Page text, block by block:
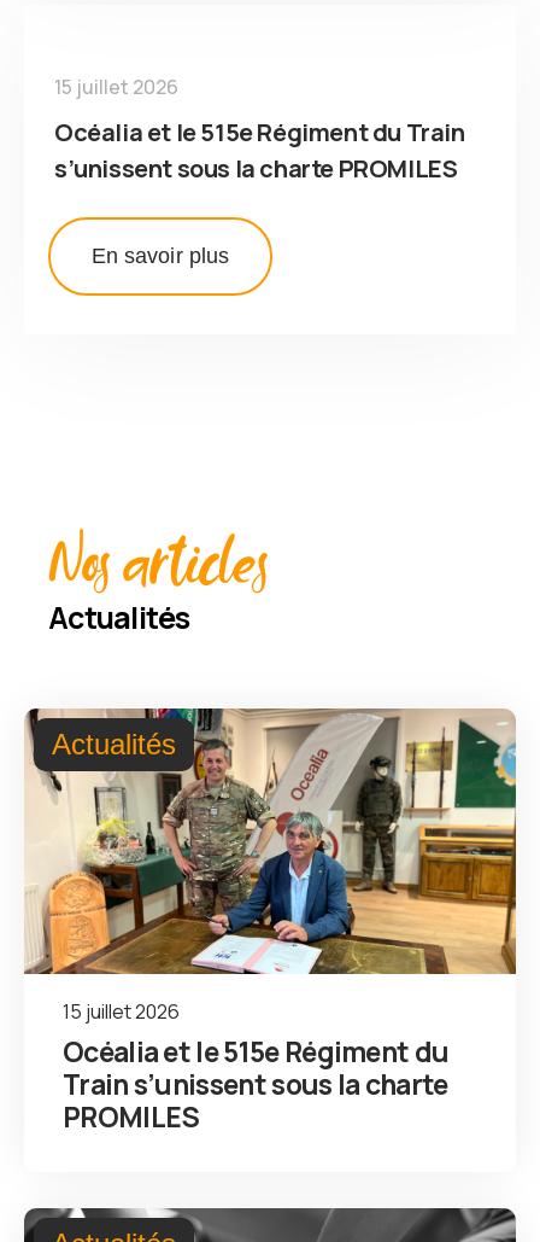
15 juillet 2026
Océalia et le 515e Régiment du Train
s’unissent sous la charte PROMILES
En savoir plus
Nos articles
Actualités
Actualités
15 juillet 2026
Océalia et le 515e Régiment du
Train s’unissent sous la charte
PROMILES